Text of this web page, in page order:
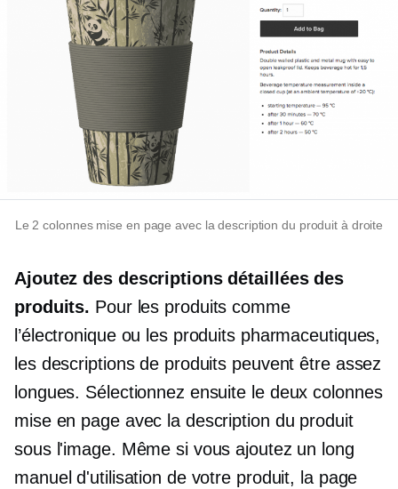
Le2 colonnesmise en page avec la description du produit à droite
Ajoutez des descriptions détaillées des
produits. Pour les produits comme
l’électronique ou les produits pharmaceutiques,
les descriptions de produits peuvent être assez
longues. Sélectionnez ensuite le deux colonnes
mise en page avec la description du produit
sous l'image. Même si vous ajoutez un long
manuel d'utilisation de votre produit, la page